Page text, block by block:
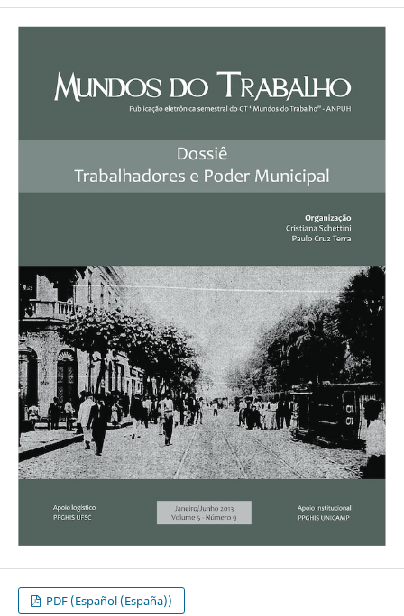
PDF (Español (España))